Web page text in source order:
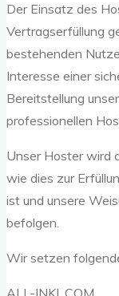
Der Einsatz des
Vertragserfüllung
bestehenden
Interesse einer
Bereitstellung
professionellen
Unser Hoster wird
wie dies zur
ist und unsere
befolgen.
Wir setzen